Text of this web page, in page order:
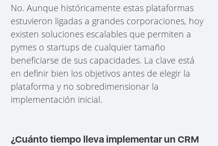
No. Aunque históricamente estas plataformas
estuvieron ligadas a grandes corporaciones, hoy
existen soluciones escalables que permiten a
pymes o startups de cualquier tamaño
beneficiarse de sus capacidades. La clave está
en definir bien los objetivos antes de elegir la
plataforma y no sobredimensionar la
implementación inicial.
¿Cuánto tiempo lleva implementar un CRM